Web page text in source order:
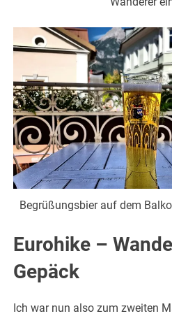
Begrüßungsbier auf dem
Eurohike –
Gepäck
Ich war nun also zum zweiten